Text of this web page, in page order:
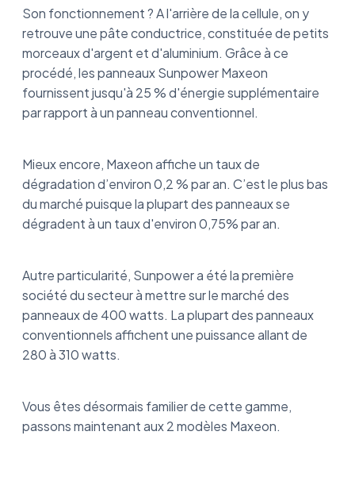
Son fonctionnement ? A l'arrière de la cellule, on y
retrouve une pâte conductrice, constituée de petits
morceaux d'argent et d'aluminium. Grâce à ce
procédé, les panneaux Sunpower Maxeon
fournissent jusqu'à 25 % d'énergie supplémentaire
par rapport à un panneau conventionnel.
Mieux encore, Maxeon affiche un taux de
dégradation d’environ 0,2 % par an. C’est le plus bas
du marché puisque la plupart des panneaux se
dégradent à un taux d'environ 0,75% par an.
Autre particularité, Sunpower a été la première
société du secteur à mettre sur le marché des
panneaux de 400 watts. La plupart des panneaux
conventionnels affichent une puissance allant de
280 à 310 watts.
Vous êtes désormais familier de cette gamme,
passons maintenant aux 2 modèles Maxeon.